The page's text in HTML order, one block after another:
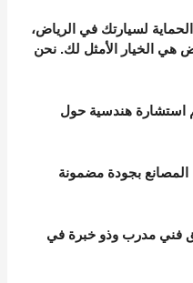
لسيارتك في الرياض،
هي الخيار الأمثل لك. نحن
استشارة هندسية حول
بجودة مضمونة
فني مدرب وذو خبرة في